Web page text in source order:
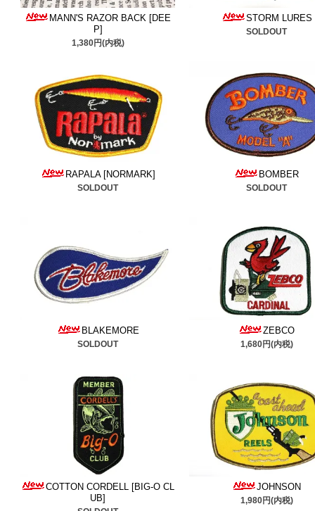
■2025/9/27マンズ ＆フラ
した。貴重な純正スカー
■2025/9/22
＆ザラ
さい。
■2025/9/18魚のおやつフ
のヘルレイザー
追加しま
討ください。
トテールミノー
追加しま
年々数が減ってます、是非
■2025/9/5
ヘドンのポッパ
討ください。
ウトのレッドフィン追加し
是非ご検討ください。
■2025/8/27
ヘドンのウッド
しました。是非ご検討くだ
■2025/8/23
コーデルのビ
MANN'S RAZOR BACK [DEE
P]
1,380円(内税)
STORM LURES
SOLDOUT
RAPALA [NORMARK]
SOLDOUT
BOMBER
SOLDOUT
BLAKEMORE
SOLDOUT
ZEBCO
1,680円(内税)
COTTON CORDELL [BIG-O CL
UB]
JOHNSON
1,980円(内税)